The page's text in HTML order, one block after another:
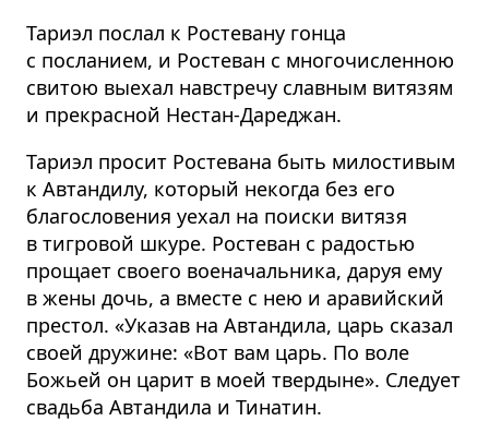
Тариэл послал к Ростевану гонца
с посланием, и Ростеван с многочисленною
свитою выехал навстречу славным витязям
и прекрасной Нестан-Дареджан.
Тариэл просит Ростевана быть милостивым
к Автандилу, который некогда без его
благословения уехал на поиски витязя
в тигровой шкуре. Ростеван с радостью
прощает своего военачальника, даруя ему
в жены дочь, а вместе с нею и аравийский
престол. «Указав на Автандила, царь сказал
своей дружине: «Вот вам царь. По воле
Божьей он царит в моей твердыне». Следует
свадьба Автандила и Тинатин.